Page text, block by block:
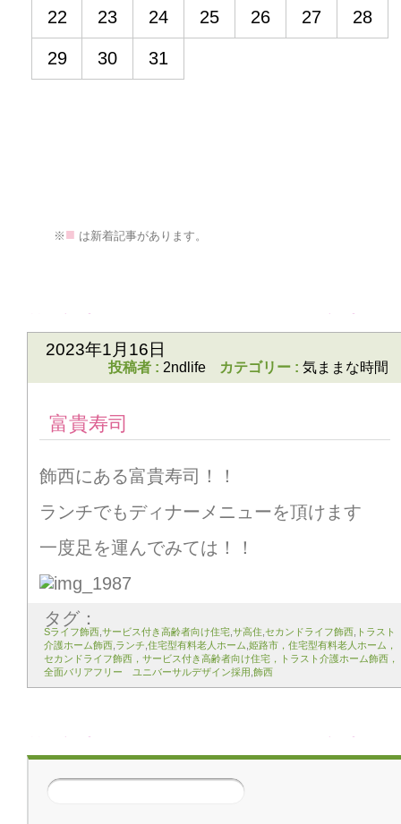
22 23 24 25 26 27 28
29 30 31
※ ■ は新着記事があります。
2023年1月16日
投稿者 : 2ndlife カテゴリー : 気ままな時間
富貴寿司
飾西にある富貴寿司！！
ランチでもディナーメニューを頂けます
一度足を運んでみては！！
タグ：
Sライフ飾西 サービス付き高齢者向け住宅 サ高住 セカンドライフ飾西 トラスト
介護ホーム飾西 ランチ 住宅型有料老人ホーム 姫路市，住宅型有料老人ホーム，
セカンドライフ飾西，サービス付き高齢者向け住宅，トラスト介護ホーム飾西，
全面バリアフリー ユニバーサルデザイン採用 飾西